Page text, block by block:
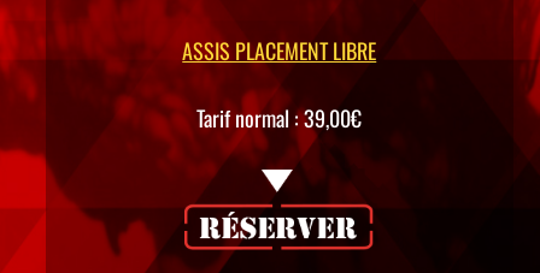
ASSIS PLACEMENT LIBRE
Tarif normal : 39,00€